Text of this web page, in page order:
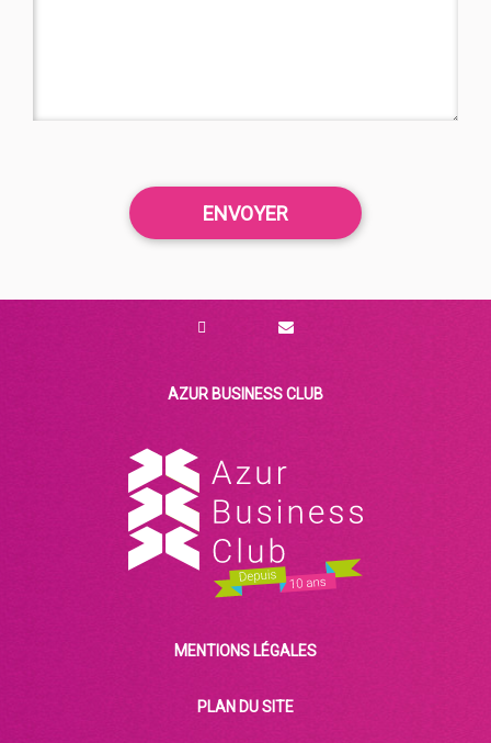
AZUR BUSINESS CLUB
MENTIONS LÉGALES
PLAN DU SITE